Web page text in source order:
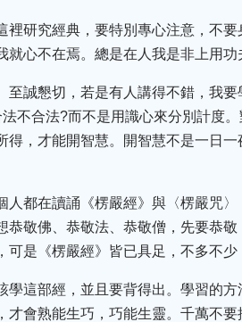
裡研究經典，要特別專心注意，不
就心不在焉。總是在人我是非上用
至誠懇切，若是有人講得不錯，我
不合法?而不是用識心來分別計度
得，才能開智慧。開智慧不是一日
人都在讀誦《楞嚴經》與〈楞嚴咒
恭敬佛、恭敬法、恭敬僧，先要恭
可是《楞嚴經》皆已具足，不多不少
學這部經，並且要背得出。學習的
才會熟能生巧，巧能生靈。千萬不